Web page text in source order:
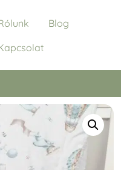
Blog